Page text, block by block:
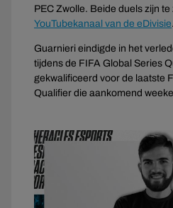
PEC Zwolle. Beide duels zijn te
YouTubekanaal van de eDivisie.
Guarnieri eindigde in het
tijdens de FIFA Global Series
gekwalificeerd voor de laatste
Qualifier die aankomend